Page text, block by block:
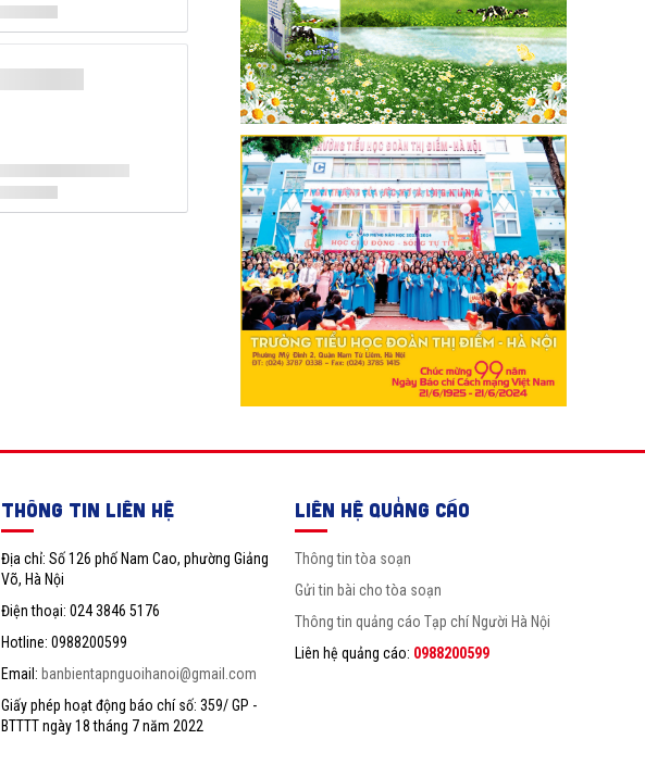
THÔNG TIN LIÊN HỆ
Địa chỉ: Số 126 phố Nam Cao, phường Giảng
Võ, Hà Nội
Điện thoại: 024 3846 5176
Hotline: 0988200599
Email: banbientapnguoihanoi@gmail.com
Giấy phép hoạt động báo chí số: 359/ GP -
BTTTT ngày 18 tháng 7 năm 2022
LIÊN HỆ QUẢNG CÁO
Thông tin tòa soạn
Gửi tin bài cho tòa soạn
Thông tin quảng cáo Tạp chí Người Hà Nội
Liên hệ quảng cáo: 0988200599